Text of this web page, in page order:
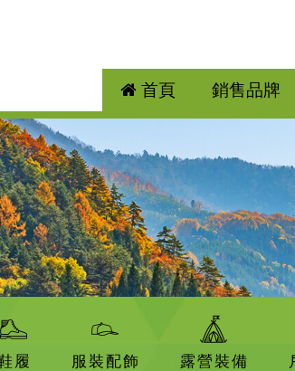
首頁 銷售品牌
履 服裝配飾 露營裝備